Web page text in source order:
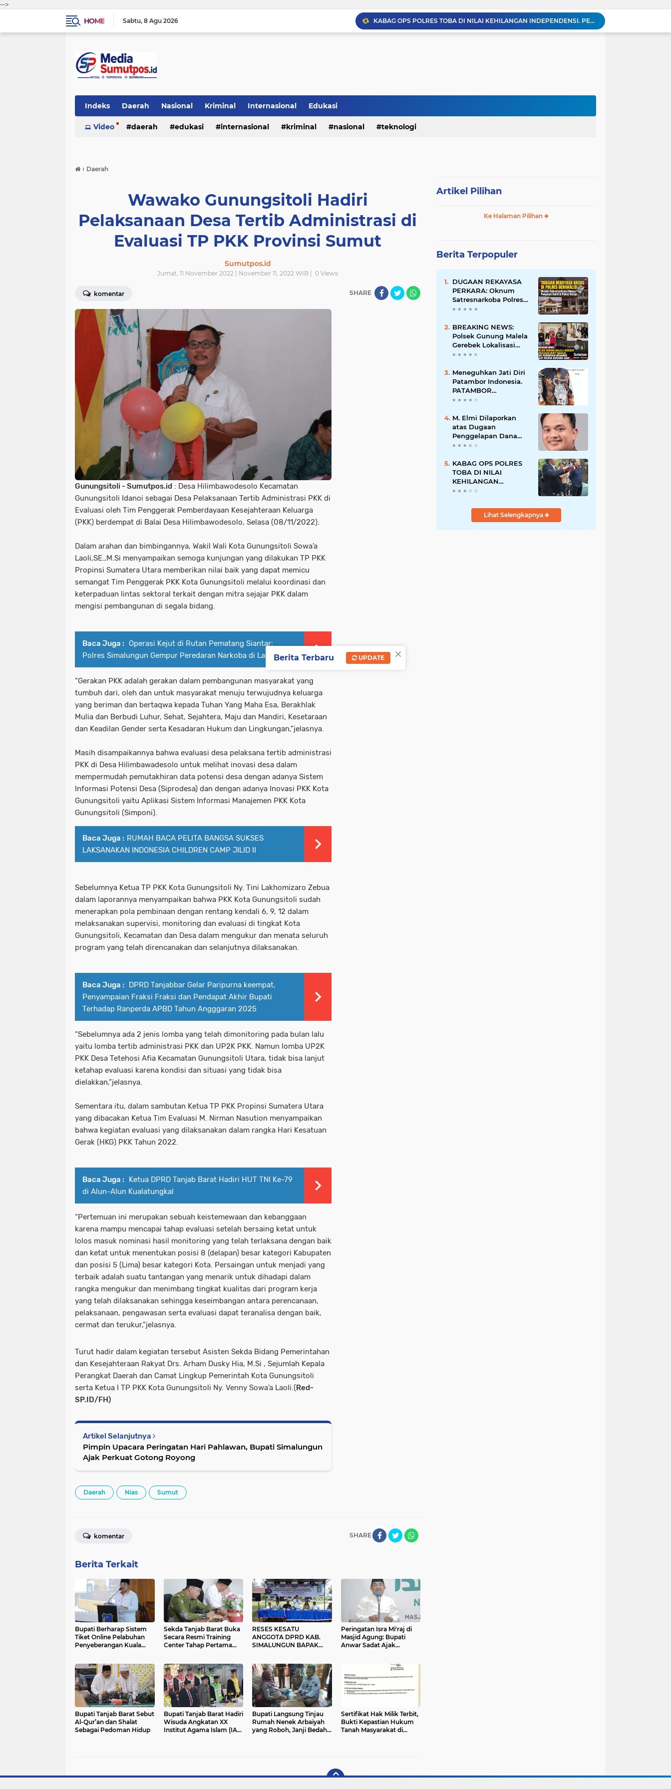
-->
HOME
Sabtu 8 Agu 2026
KABAG OPS POLRES TOBA DI NILAI KEHILANGAN INDEPENDENSI. PENGAMANAN PENEMBOKAN TANAH DI LAGUBOTI DAPAT SOROTAN.
BREAKING NEWS: Polsek Gunung Malela Gerebek Lokalisasi Bukit Maraja, Dua Perempuan Menangis Saat Diciduk Bersama Sabu
‎Wakil Bupati Audiensi dengan Wamenaker RI, Dorong Penguatan SDM dan Perlindungan Pekerja di Tanjung Jabung Barat ‎ ‎
Indeks Daerah Nasional Kriminal Internasional Edukasi
Video daerah edukasi internasional kriminal nasional teknologi
› Daerah
Wawako Gunungsitoli Hadiri
Pelaksanaan Desa Tertib Administrasi di
Evaluasi TP PKK Provinsi Sumut
Sumutpos.id
Jumat, 11 November 2022 | November 11, 2022 WIB | 0 Views
komentar SHARE
Gunungsitoli - Sumutpos.id : Desa Hilimbawodesolo Kecamatan
Gunungsitoli Idanoi sebagai Desa Pelaksanaan Tertib Administrasi PKK di
Evaluasi oleh Tim Penggerak Pemberdayaan Kesejahteraan Keluarga
(PKK) berdempat di Balai Desa Hilimbawodesolo, Selasa (08/11/2022).
Dalam arahan dan bimbingannya, Wakil Wali Kota Gunungsitoli Sowa’a
Laoli,SE.,M.Si menyampaikan semoga kunjungan yang dilakukan TP PKK
Propinsi Sumatera Utara memberikan nilai baik yang dapat memicu
semangat Tim Penggerak PKK Kota Gunungsitoli melalui koordinasi dan
keterpaduan lintas sektoral terkait dengan mitra sejajar PKK dalam
mengisi pembangunan di segala bidang.
Baca Juga : Operasi Kejut di Rutan Pematang Siantar:
Polres Simalungun Gempur Peredaran Narkoba di Lapas
“Gerakan PKK adalah gerakan dalam pembangunan masyarakat yang
tumbuh dari, oleh dan untuk masyarakat menuju terwujudnya keluarga
yang beriman dan bertaqwa kepada Tuhan Yang Maha Esa, Berakhlak
Mulia dan Berbudi Luhur, Sehat, Sejahtera, Maju dan Mandiri, Kesetaraan
dan Keadilan Gender serta Kesadaran Hukum dan Lingkungan,”jelasnya.
Masih disampaikannya bahwa evaluasi desa pelaksana tertib administrasi
PKK di Desa Hilimbawadesolo untuk melihat inovasi desa dalam
mempermudah pemutakhiran data potensi desa dengan adanya Sistem
Informasi Potensi Desa (Siprodesa) dan dengan adanya Inovasi PKK Kota
Gunungsitoli yaitu Aplikasi Sistem Informasi Manajemen PKK Kota
Gunungsitoli (Simponi).
Baca Juga : RUMAH BACA PELITA BANGSA SUKSES
LAKSANAKAN INDONESIA CHILDREN CAMP JILID II
Sebelumnya Ketua TP PKK Kota Gunungsitoli Ny. Tini Lakhomizaro Zebua
dalam laporannya menyampaikan bahwa PKK Kota Gunungsitoli sudah
menerapkan pola pembinaan dengan rentang kendali 6, 9, 12 dalam
melaksanakan supervisi, monitoring dan evaluasi di tingkat Kota
Gunungsitoli, Kecamatan dan Desa dalam mengukur dan menata seluruh
program yang telah direncanakan dan selanjutnya dilaksanakan.
Baca Juga : DPRD Tanjabbar Gelar Paripurna keempat,
Penyampaian Fraksi Fraksi dan Pendapat Akhir Bupati
Terhadap Ranperda APBD Tahun Angggaran 2025
“Sebelumnya ada 2 jenis lomba yang telah dimonitoring pada bulan lalu
yaitu lomba tertib administrasi PKK dan UP2K PKK. Namun lomba UP2K
PKK Desa Tetehosi Afia Kecamatan Gunungsitoli Utara, tidak bisa lanjut
ketahap evaluasi karena kondisi dan situasi yang tidak bisa
dielakkan,”jelasnya.
Sementara itu, dalam sambutan Ketua TP PKK Propinsi Sumatera Utara
yang dibacakan Ketua Tim Evaluasi M. Nirman Nasution menyampaikan
bahwa kegiatan evaluasi yang dilaksanakan dalam rangka Hari Kesatuan
Gerak (HKG) PKK Tahun 2022.
Baca Juga : Ketua DPRD Tanjab Barat Hadiri HUT TNI Ke-79
di Alun-Alun Kualatungkal
“Pertemuan ini merupakan sebuah keistemewaan dan kebanggaan
karena mampu mencapai tahap evaluasi setelah bersaing ketat untuk
lolos masuk nominasi hasil monitoring yang telah terlaksana dengan baik
dan ketat untuk menentukan posisi 8 (delapan) besar kategori Kabupaten
dan posisi 5 (Lima) besar kategori Kota. Persaingan untuk menjadi yang
terbaik adalah suatu tantangan yang menarik untuk dihadapi dalam
rangka mengukur dan menimbang tingkat kualitas dari program kerja
yang telah dilaksanakan sehingga keseimbangan antara perencanaan,
pelaksanaan, pengawasan serta evaluasi dapat teranalisa dengan baik,
cermat dan terukur,”jelasnya.
Turut hadir dalam kegiatan tersebut Asisten Sekda Bidang Pemerintahan
dan Kesejahteraan Rakyat Drs. Arham Dusky Hia, M.Si , Sejumlah Kepala
Perangkat Daerah dan Camat Lingkup Pemerintah Kota Gunungsitoli
serta Ketua I TP PKK Kota Gunungsitoli Ny. Venny Sowa’a Laoli.(Red-
SP.ID/FH)
Artikel Selanjutnya
Pimpin Upacara Peringatan Hari Pahlawan, Bupati Simalungun
Ajak Perkuat Gotong Royong
Daerah Nias Sumut
SHARE
komentar
Berita Terkait
Bupati Berharap Sistem
Tiket Online Pelabuhan
Penyeberangan Kuala
Keberangkatan
Sekda Tanjab Barat Buka
Secara Resmi Training
Center Tahap Pertama
RESES KESATU
ANGGOTA DPRD KAB.
SIMALUNGUN BAPAK
SUKA - CITA
Peringatan Isra Mi'raj di
Masjid Agung: Bupati
Anwar Sadat Ajak
Bupati Tanjab Barat Sebut
Al-Qur’an dan Shalat
Sebagai Pedoman Hidup
Bupati Tanjab Barat Hadiri
Wisuda Angkatan XX
Institut Agama Islam (IAI)
Bupati Langsung Tinjau
Rumah Nenek Arbaiyah
yang Roboh, Janji Bedah
Sertifikat Hak Milik Terbit,
Bukti Kepastian Hukum
Tanah Masyarakat di
Artikel Pilihan
Ke Halaman Pilihan
Berita Terpopuler
DUGAAN REKAYASA
PERKARA: Oknum
Satresnarkoba Polres
Bengkalis Diduga
Hingga Paksa Warga
Hadir di TKP
BREAKING NEWS:
Polsek Gunung Malela
Gerebek Lokalisasi
Bukit Maraja, Dua
Saat Diciduk Bersama
Sabu
Meneguhkan Jati Diri
Patambor Indonesia.
PATAMBOR
INDONESIA Akan
Jakarta.
M. Elmi Dilaporkan
atas Dugaan
Penggelapan Dana
Pensiunan Guru dan
Pastikan Proses
Hukum Berjalan
KABAG OPS POLRES
TOBA DI NILAI
KEHILANGAN
INDEPENDENSI.
PENEMBOKAN TANAH
DI LAGUBOTI DAPAT
Lihat Selengkapnya
×
Berita Terbaru UPDATE